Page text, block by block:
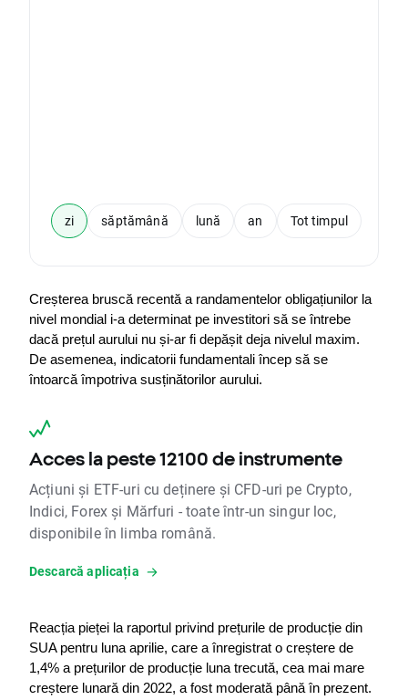
zi săptămână lună an Tot timpul
Creșterea bruscă recentă a randamentelor obligațiunilor la
nivel mondial i-a determinat pe investitori să se întrebe
dacă prețul aurului nu și-ar fi depășit deja nivelul maxim.
De asemenea, indicatorii fundamentali încep să se
întoarcă împotriva susținătorilor aurului.
Acces la peste 12100 de instrumente
Acțiuni și ETF-uri cu deținere și CFD-uri pe Crypto,
Indici, Forex și Mărfuri - toate într-un singur loc,
disponibile în limba română.
Descarcă aplicația
Reacția pieței la raportul privind prețurile de producție din
SUA pentru luna aprilie, care a înregistrat o creștere de
1,4% a prețurilor de producție luna trecută, cea mai mare
creștere lunară din 2022, a fost moderată până în prezent.